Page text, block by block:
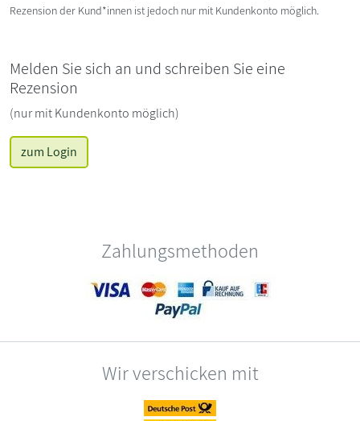
Rezension der Kund*innen ist jedoch nur mit Kundenkonto möglich.
Melden Sie sich an und schreiben Sie eine
Rezension
(nur mit Kundenkonto möglich)
zum Login
Zahlungsmethoden
Wir verschicken mit